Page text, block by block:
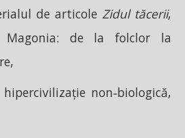
de articole Zidul tăcerii,
Magonia: de la folclor la
non‑biologică,